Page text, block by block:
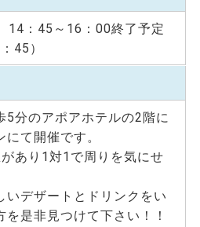
14：45～16：00終了予定
45）
5分のアポアホテルの2階に
て開催です。
あり1対1で周りを気にせ
いデザートとドリンクをい
是非見つけて下さい！！